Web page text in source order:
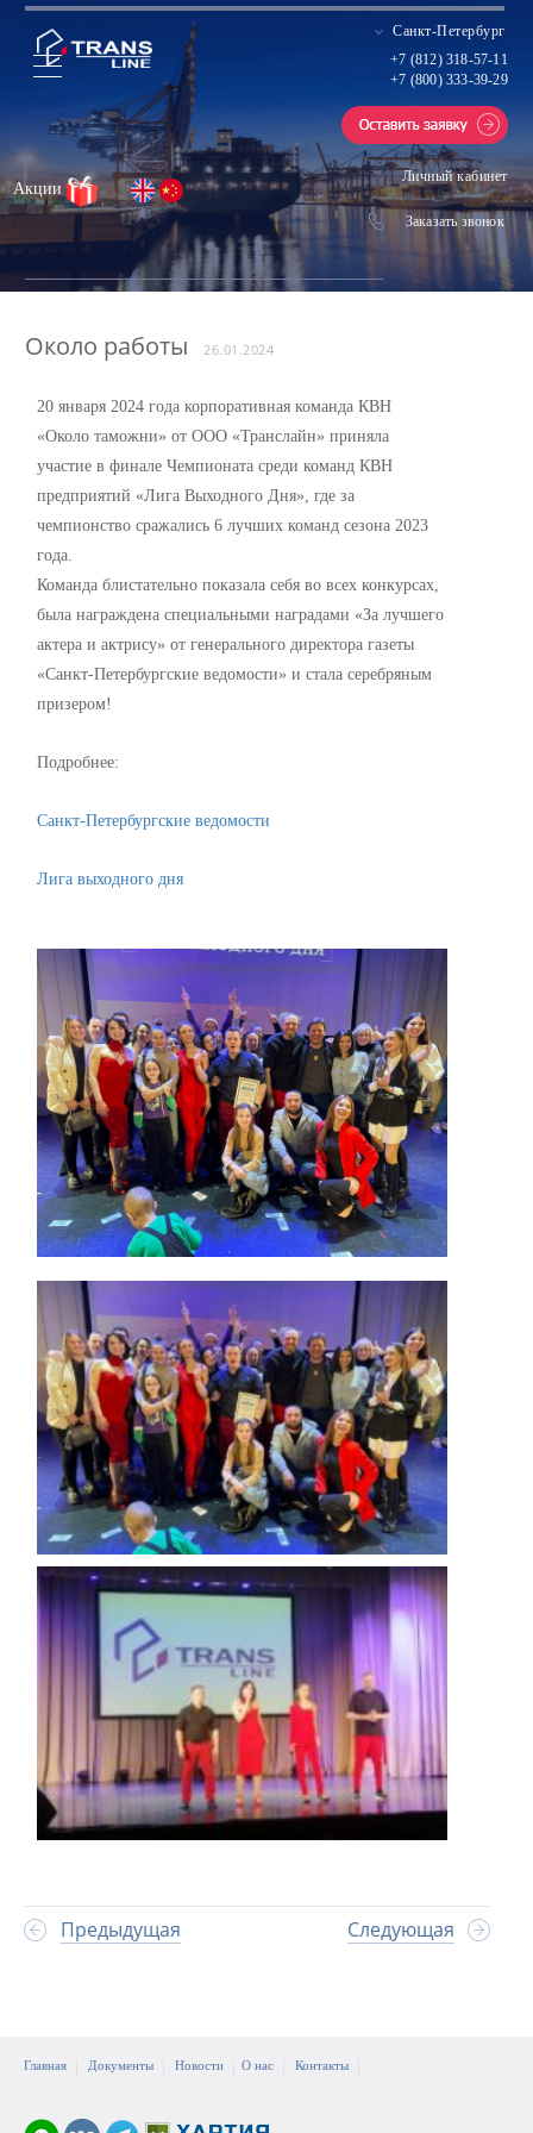
Санкт-Петербург
Заказать звонок
+7 (812) 318-57-11
+7 (800) 333-39-29
Личный кабинет
Акции
Около работы 26.01.2024
20 января 2024 года корпоративная команда КВН
«Около таможни» от ООО «Транслайн» приняла
участие в финале Чемпионата среди команд КВН
предприятий «Лига Выходного Дня», где за
чемпионство сражались 6 лучших команд сезона 2023
года.
Команда блистательно показала себя во всех конкурсах,
была награждена специальными наградами «За лучшего
актера и актрису» от генерального директора газеты
«Санкт-Петербургские ведомости» и стала серебряным
призером!
Подробнее:
Санкт-Петербургские ведомости
Лига выходного дня
Предыдущая Следующая
Главная Документы Новости О нас Контакты